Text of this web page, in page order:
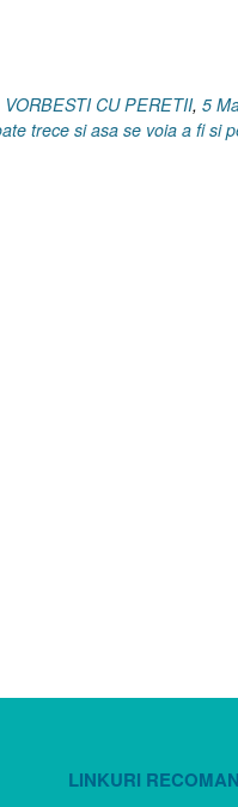
CU PERETII, 5
trece si asa se voia a fi si
LINKURI